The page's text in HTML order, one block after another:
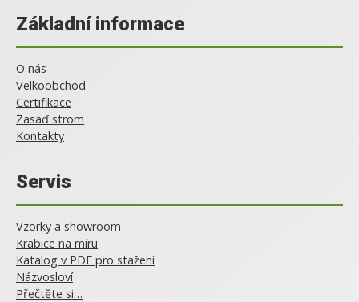
Základní informace
O nás
Velkoobchod
Certifikace
Zasaď strom
Kontakty
Servis
Vzorky a showroom
Krabice na míru
Katalog v PDF pro stažení
Názvosloví
Přečtěte si…